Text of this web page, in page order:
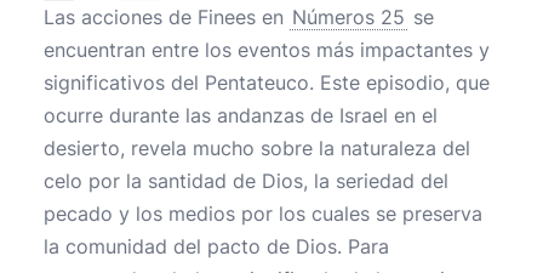
Las acciones de Finees en Números 25 se
encuentran entre los eventos más impactantes y
significativos del Pentateuco. Este episodio, que
ocurre durante las andanzas de Israel en el
desierto, revela mucho sobre la naturaleza del
celo por la santidad de Dios, la seriedad del
pecado y los medios por los cuales se preserva
la comunidad del pacto de Dios. Para